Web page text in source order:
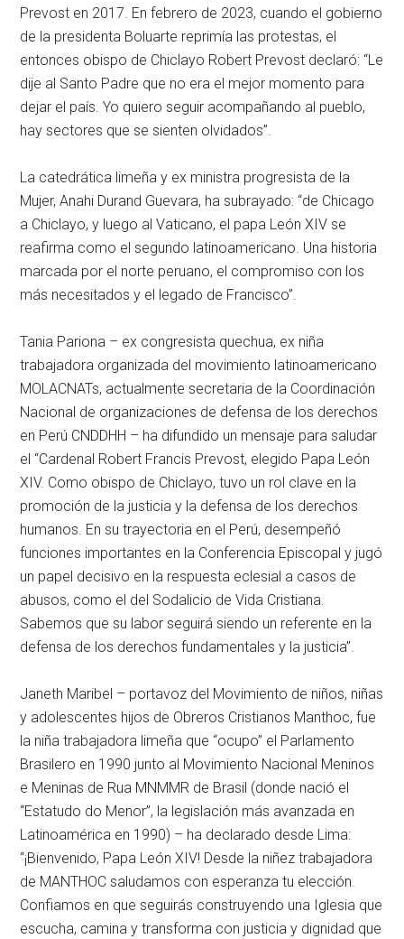
Prevost en 2017. En febrero de 2023, cuando el gobierno
de la presidenta Boluarte reprimía las protestas, el
entonces obispo de Chiclayo Robert Prevost declaró: “Le
dije al Santo Padre que no era el mejor momento para
dejar el país. Yo quiero seguir acompañando al pueblo,
hay sectores que se sienten olvidados”.
La catedrática limeña y ex ministra progresista de la
Mujer, Anahi Durand Guevara, ha subrayado: “de Chicago
a Chiclayo, y luego al Vaticano, el papa León XIV se
reafirma como el segundo latinoamericano. Una historia
marcada por el norte peruano, el compromiso con los
más necesitados y el legado de Francisco”.
Tania Pariona – ex congresista quechua, ex niña
trabajadora organizada del movimiento latinoamericano
MOLACNATs, actualmente secretaria de la Coordinación
Nacional de organizaciones de defensa de los derechos
en Perú CNDDHH – ha difundido un mensaje para saludar
el “Cardenal Robert Francis Prevost, elegido Papa León
XIV. Como obispo de Chiclayo, tuvo un rol clave en la
promoción de la justicia y la defensa de los derechos
humanos. En su trayectoria en el Perú, desempeñó
funciones importantes en la Conferencia Episcopal y jugó
un papel decisivo en la respuesta eclesial a casos de
abusos, como el del Sodalicio de Vida Cristiana.
Sabemos que su labor seguirá siendo un referente en la
defensa de los derechos fundamentales y la justicia”.
Janeth Maribel – portavoz del Movimiento de niños, niñas
y adolescentes hijos de Obreros Cristianos Manthoc, fue
la niña trabajadora limeña que “ocupo” el Parlamento
Brasilero en 1990 junto al Movimiento Nacional Meninos
e Meninas de Rua MNMMR de Brasil (donde nació el
“Estatudo do Menor”, la legislación más avanzada en
Latinoamérica en 1990) – ha declarado desde Lima:
“¡Bienvenido, Papa León XIV! Desde la niñez trabajadora
de MANTHOC saludamos con esperanza tu elección.
Confiamos en que seguirás construyendo una Iglesia que
escucha, camina y transforma con justicia y dignidad que